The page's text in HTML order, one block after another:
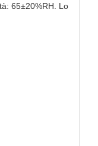
65±20%RH. Lo